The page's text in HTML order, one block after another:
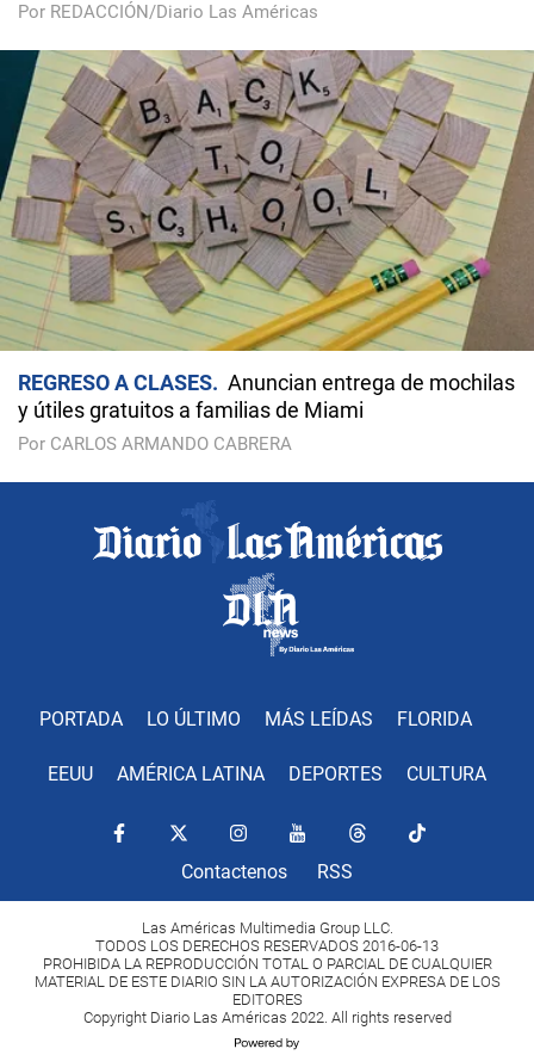
Por REDACCIÓN/Diario Las Américas
REGRESO A CLASES
Anuncian entrega de mochilas
y útiles gratuitos a familias de Miami
Por CARLOS ARMANDO CABRERA
PORTADA LO ÚLTIMO MÁS LEÍDAS FLORIDA
EEUU AMÉRICA LATINA DEPORTES CULTURA
Contactenos RSS
Las Américas Multimedia Group LLC.
TODOS LOS DERECHOS RESERVADOS 2016-06-13
PROHIBIDA LA REPRODUCCIÓN TOTAL O PARCIAL DE CUALQUIER
MATERIAL DE ESTE DIARIO SIN LA AUTORIZACIÓN EXPRESA DE LOS
EDITORES
Copyright Diario Las Américas 2022. All rights reserved